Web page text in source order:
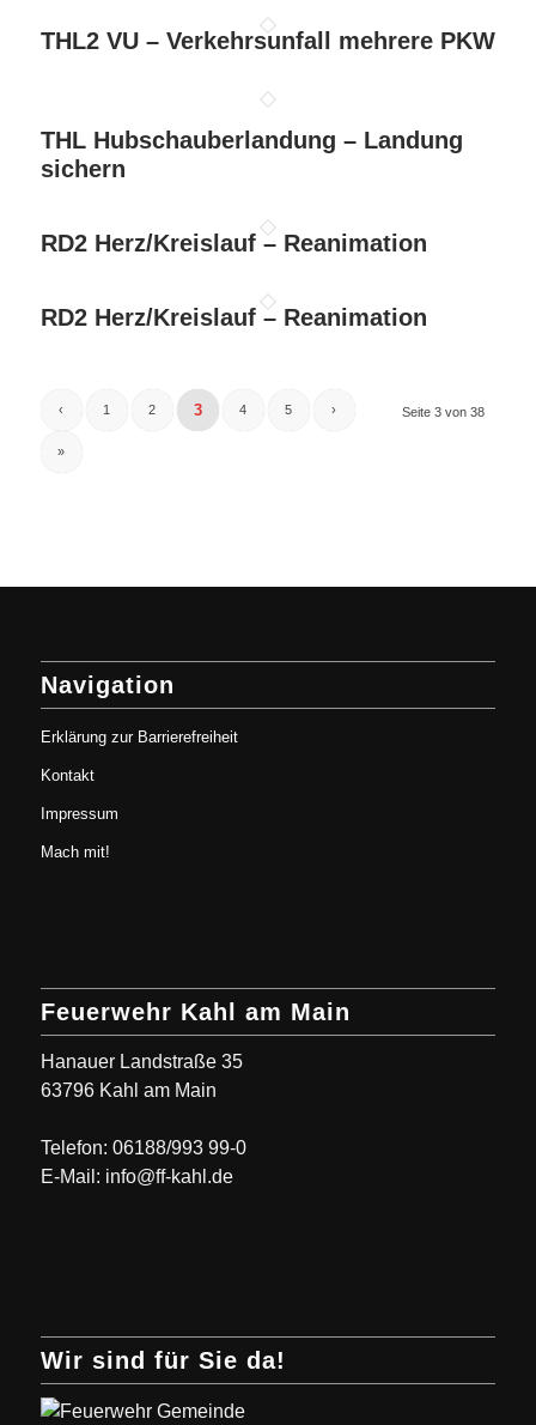
THL2 VU – Verkehrsunfall mehrere PKW
THL Hubschauberlandung – Landung
sichern
RD2 Herz/Kreislauf – Reanimation
RD2 Herz/Kreislauf – Reanimation
Seite 3 von 38
‹ 1 2 3 4 5 ›
»
Navigation
Erklärung zur Barrierefreiheit
Kontakt
Impressum
Mach mit!
Feuerwehr Kahl am Main
Hanauer Landstraße 35
63796 Kahl am Main
Telefon: 06188/993 99-0
E-Mail: info@ff-kahl.de
Wir sind für Sie da!